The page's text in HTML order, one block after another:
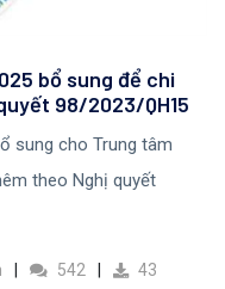
bổ sung để chi
98/2023/QH15
sung cho Trung tâm
theo Nghị quyết
542 43